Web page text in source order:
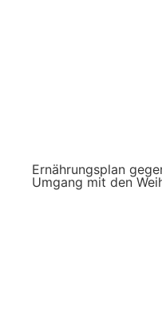
Ernährungsplan
Umgang mit den